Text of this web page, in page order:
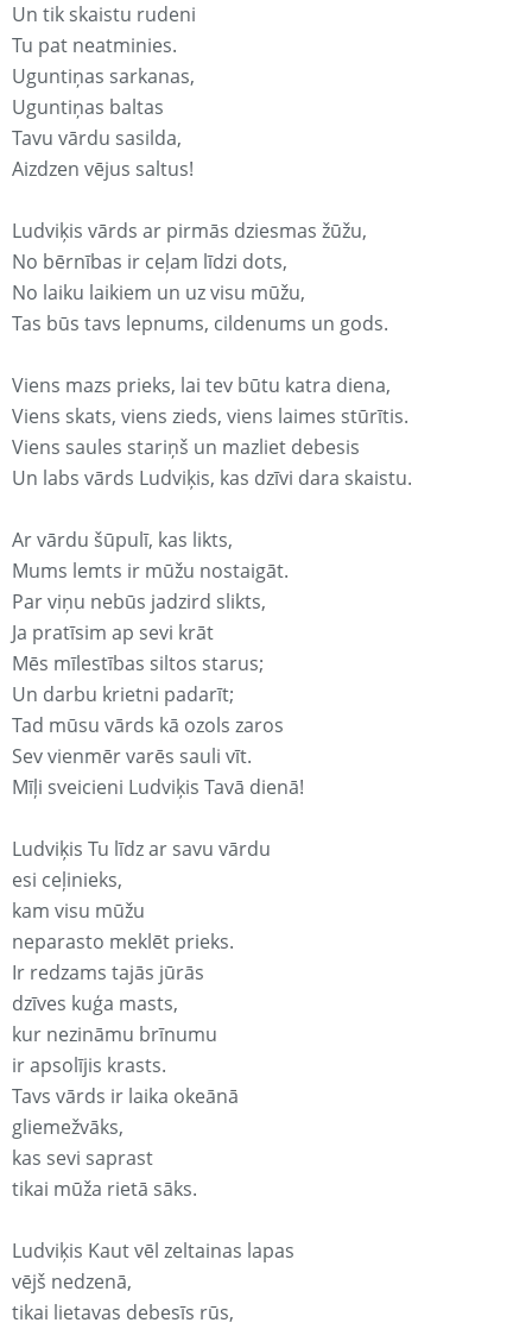
Un tik skaistu rudeni
Tu pat neatminies.
Uguntiņas sarkanas,
Uguntiņas baltas
Tavu vārdu sasilda,
Aizdzen vējus saltus!
Ludviķis vārds ar pirmās dziesmas žūžu,
No bērnības ir ceļam līdzi dots,
No laiku laikiem un uz visu mūžu,
Tas būs tavs lepnums, cildenums un gods.
Viens mazs prieks, lai tev būtu katra diena,
Viens skats, viens zieds, viens laimes stūrītis.
Viens saules stariņš un mazliet debesis
Un labs vārds Ludviķis, kas dzīvi dara skaistu.
Ar vārdu šūpulī, kas likts,
Mums lemts ir mūžu nostaigāt.
Par viņu nebūs jadzird slikts,
Ja pratīsim ap sevi krāt
Mēs mīlestības siltos starus;
Un darbu krietni padarīt;
Tad mūsu vārds kā ozols zaros
Sev vienmēr varēs sauli vīt.
Mīļi sveicieni Ludviķis Tavā dienā!
Ludviķis Tu līdz ar savu vārdu
esi ceļinieks,
kam visu mūžu
neparasto meklēt prieks.
Ir redzams tajās jūrās
dzīves kuģa masts,
kur nezināmu brīnumu
ir apsolījis krasts.
Tavs vārds ir laika okeānā
gliemežvāks,
kas sevi saprast
tikai mūža rietā sāks.
Ludviķis Kaut vēl zeltainas lapas
vējš nedzenā,
tikai lietavas debesīs rūs,